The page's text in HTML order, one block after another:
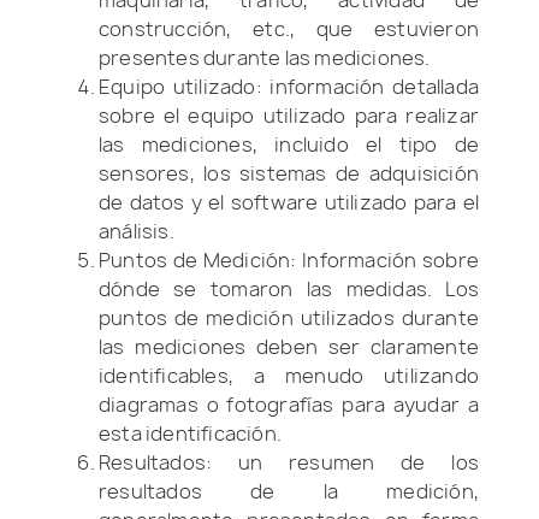
construcción, etc., que estuvieron
presentes durante las mediciones.
Equipo utilizado: información detallada
sobre el equipo utilizado para realizar
las mediciones, incluido el tipo de
sensores, los sistemas de adquisición
de datos y el software utilizado para el
análisis.
Puntos de Medición: Información sobre
dónde se tomaron las medidas. Los
puntos de medición utilizados durante
las mediciones deben ser claramente
identificables, a menudo utilizando
diagramas o fotografías para ayudar a
esta identificación.
Resultados: un resumen de los
resultados de la medición,